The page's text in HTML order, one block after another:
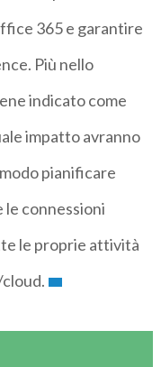
365 e garantire
Più nello
indicato come
impatto avranno
pianificare
le connessioni
le proprie attività